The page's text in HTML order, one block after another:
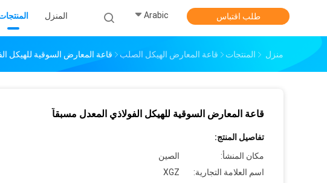
المنزل Arabic طلب اقتباس
منزل المنتجات قاعة المعارض الهيكل الصلب قاعة المعارض السوقية للهيكل
قاعة المعارض السوقية للهيكل الفولاذي المعدل مسبقاً
تفاصيل المنتج:
مكان المنشأ:
الصين
اسم العلامة التجارية:
XGZ